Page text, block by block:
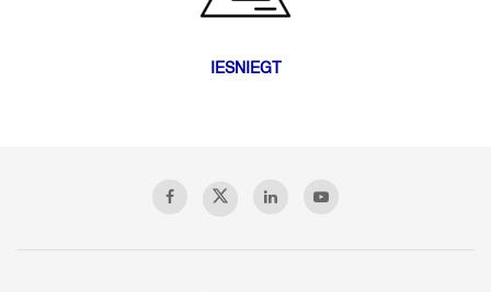
IESNIEGT